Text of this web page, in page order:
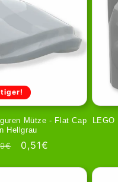
Mütze - Flat Cap
Hellgrau
Verkaufspreis
0,51€